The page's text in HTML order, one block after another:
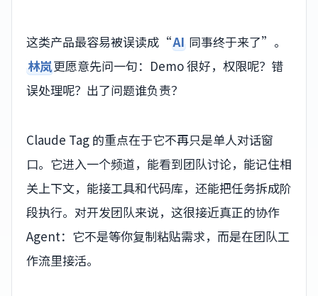
这类产品最容易被误读成“AI 同事终于来了”。
林岚更愿意先问一句：Demo 很好，权限呢？错
误处理呢？出了问题谁负责？
Claude Tag 的重点在于它不再只是单人对话窗
口。它进入一个频道，能看到团队讨论，能记住相
关上下文，能接工具和代码库，还能把任务拆成阶
段执行。对开发团队来说，这很接近真正的协作
Agent：它不是等你复制粘贴需求，而是在团队工
作流里接活。